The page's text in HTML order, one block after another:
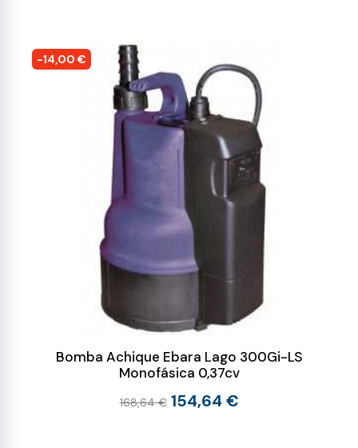
-14,00 €
Bomba Achique Ebara Lago 300Gi-LS
Monofásica 0,37cv
168,64 € 154,64 €